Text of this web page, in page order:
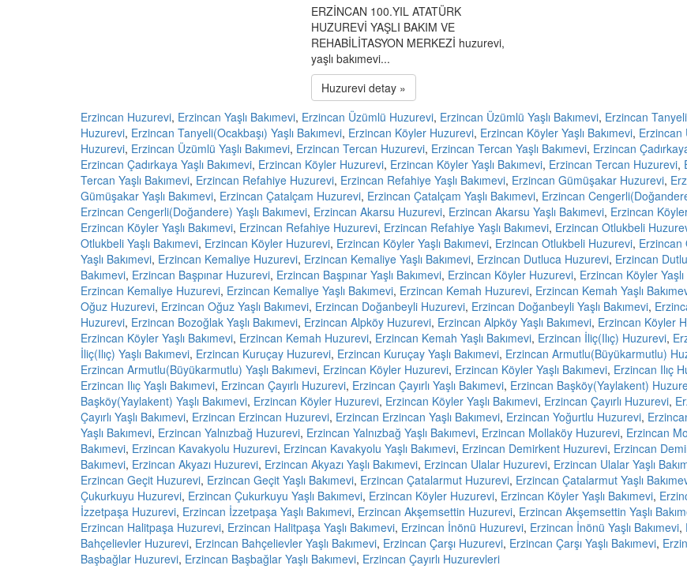
ERZİNCAN 100.YIL ATATÜRK
HUZUREVİ YAŞLI BAKIM VE
REHABİLİTASYON MERKEZİ huzurevi,
yaşlı bakımevi...
Huzurevi detay »
Erzincan Huzurevi, Erzincan Yaşlı Bakımevi, Erzincan Üzümlü Huzurevi, Erzincan Üzümlü Yaşlı Bakımevi, Erzincan
Huzurevi, Erzincan Tanyeli(Ocakbaşı) Yaşlı Bakımevi, Erzincan Köyler Huzurevi, Erzincan Köyler Yaşlı Bakımevi, Erzincan
Huzurevi, Erzincan Üzümlü Yaşlı Bakımevi, Erzincan Tercan Huzurevi, Erzincan Tercan Yaşlı Bakımevi, Erzincan
Erzincan Çadırkaya Yaşlı Bakımevi, Erzincan Köyler Huzurevi, Erzincan Köyler Yaşlı Bakımevi, Erzincan Tercan Huzurevi,
Tercan Yaşlı Bakımevi, Erzincan Refahiye Huzurevi, Erzincan Refahiye Yaşlı Bakımevi, Erzincan Gümüşakar Huzurevi,
Gümüşakar Yaşlı Bakımevi, Erzincan Çatalçam Huzurevi, Erzincan Çatalçam Yaşlı Bakımevi, Erzincan
Erzincan Cengerli(Doğandere) Yaşlı Bakımevi, Erzincan Akarsu Huzurevi, Erzincan Akarsu Yaşlı Bakımevi, Erzincan
Erzincan Köyler Yaşlı Bakımevi, Erzincan Refahiye Huzurevi, Erzincan Refahiye Yaşlı Bakımevi, Erzincan Otlukbeli
Otlukbeli Yaşlı Bakımevi, Erzincan Köyler Huzurevi, Erzincan Köyler Yaşlı Bakımevi, Erzincan Otlukbeli Huzurevi, Erzincan
Yaşlı Bakımevi, Erzincan Kemaliye Huzurevi, Erzincan Kemaliye Yaşlı Bakımevi, Erzincan Dutluca Huzurevi, Erzincan
Bakımevi, Erzincan Başpınar Huzurevi, Erzincan Başpınar Yaşlı Bakımevi, Erzincan Köyler Huzurevi, Erzincan Köyler Yaşlı
Erzincan Kemaliye Huzurevi, Erzincan Kemaliye Yaşlı Bakımevi, Erzincan Kemah Huzurevi, Erzincan Kemah Yaşlı
Oğuz Huzurevi, Erzincan Oğuz Yaşlı Bakımevi, Erzincan Doğanbeyli Huzurevi, Erzincan Doğanbeyli Yaşlı Bakımevi,
Huzurevi, Erzincan Bozoğlak Yaşlı Bakımevi, Erzincan Alpköy Huzurevi, Erzincan Alpköy Yaşlı Bakımevi, Erzincan Köyler
Erzincan Köyler Yaşlı Bakımevi, Erzincan Kemah Huzurevi, Erzincan Kemah Yaşlı Bakımevi, Erzincan İliç(Ilıç) Huzurevi,
İliç(Ilıç) Yaşlı Bakımevi, Erzincan Kuruçay Huzurevi, Erzincan Kuruçay Yaşlı Bakımevi, Erzincan Armutlu(Büyükarmutlu)
Erzincan Armutlu(Büyükarmutlu) Yaşlı Bakımevi, Erzincan Köyler Huzurevi, Erzincan Köyler Yaşlı Bakımevi, Erzincan Ilıç
Erzincan Ilıç Yaşlı Bakımevi, Erzincan Çayırlı Huzurevi, Erzincan Çayırlı Yaşlı Bakımevi, Erzincan Başköy(Yaylakent)
Başköy(Yaylakent) Yaşlı Bakımevi, Erzincan Köyler Huzurevi, Erzincan Köyler Yaşlı Bakımevi, Erzincan Çayırlı Huzurevi,
Çayırlı Yaşlı Bakımevi, Erzincan Erzincan Huzurevi, Erzincan Erzincan Yaşlı Bakımevi, Erzincan Yoğurtlu Huzurevi,
Yaşlı Bakımevi, Erzincan Yalnızbağ Huzurevi, Erzincan Yalnızbağ Yaşlı Bakımevi, Erzincan Mollaköy Huzurevi, Erzincan
Bakımevi, Erzincan Kavakyolu Huzurevi, Erzincan Kavakyolu Yaşlı Bakımevi, Erzincan Demirkent Huzurevi, Erzincan
Bakımevi, Erzincan Akyazı Huzurevi, Erzincan Akyazı Yaşlı Bakımevi, Erzincan Ulalar Huzurevi, Erzincan Ulalar Yaşlı
Erzincan Geçit Huzurevi, Erzincan Geçit Yaşlı Bakımevi, Erzincan Çatalarmut Huzurevi, Erzincan Çatalarmut Yaşlı
Çukurkuyu Huzurevi, Erzincan Çukurkuyu Yaşlı Bakımevi, Erzincan Köyler Huzurevi, Erzincan Köyler Yaşlı Bakımevi,
İzzetpaşa Huzurevi, Erzincan İzzetpaşa Yaşlı Bakımevi, Erzincan Akşemsettin Huzurevi, Erzincan Akşemsettin Yaşlı
Erzincan Halitpaşa Huzurevi, Erzincan Halitpaşa Yaşlı Bakımevi, Erzincan İnönü Huzurevi, Erzincan İnönü Yaşlı Bakımevi,
Bahçelievler Huzurevi, Erzincan Bahçelievler Yaşlı Bakımevi, Erzincan Çarşı Huzurevi, Erzincan Çarşı Yaşlı Bakımevi,
Başbağlar Huzurevi, Erzincan Başbağlar Yaşlı Bakımevi, Erzincan Çayırlı Huzurevleri